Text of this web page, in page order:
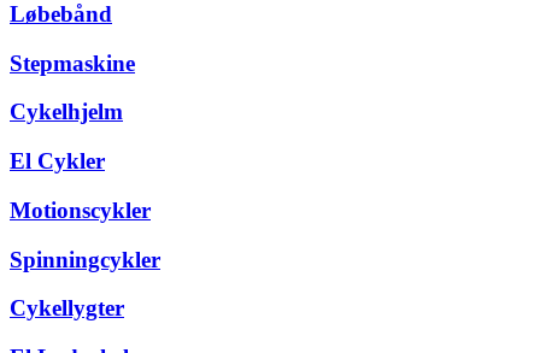
Løbebånd
Stepmaskine
Cykelhjelm
El Cykler
Motionscykler
Spinningcykler
Cykellygter